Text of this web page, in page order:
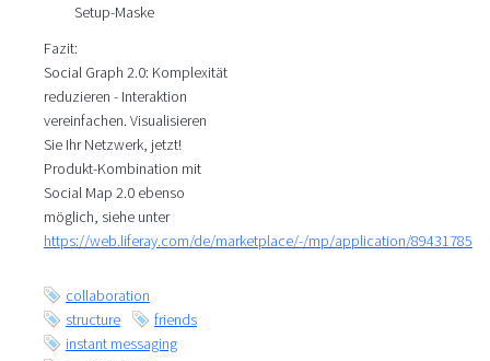
Setup-Maske
Fazit:
Social Graph 2.0: Komplexität
reduzieren - Interaktion
vereinfachen. Visualisieren
Sie Ihr Netzwerk, jetzt!
Produkt-Kombination mit
Social Map 2.0 ebenso
möglich, siehe unter
https://web.liferay.com/de/marketplace/-/mp/application/89431785
collaboration
structure
friends
instant messaging